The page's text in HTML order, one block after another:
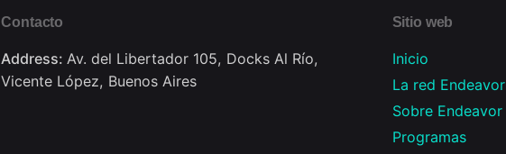
Contacto
Address: Av. del Libertador 105, Docks Al Río,
Vicente López, Buenos Aires
Sitio web
Inicio
La red Endeavor
Sobre Endeavor
Programas